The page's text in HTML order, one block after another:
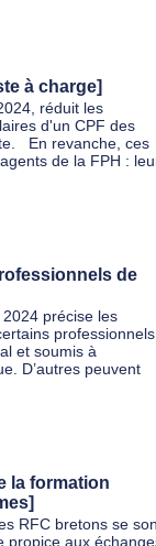
à charge]
réduit les
d'un CPF des
En revanche, ces
de la FPH :
de
précise les
professionnels
et soumis à
D’autres peuvent
la formation
RFC bretons se
propice aux